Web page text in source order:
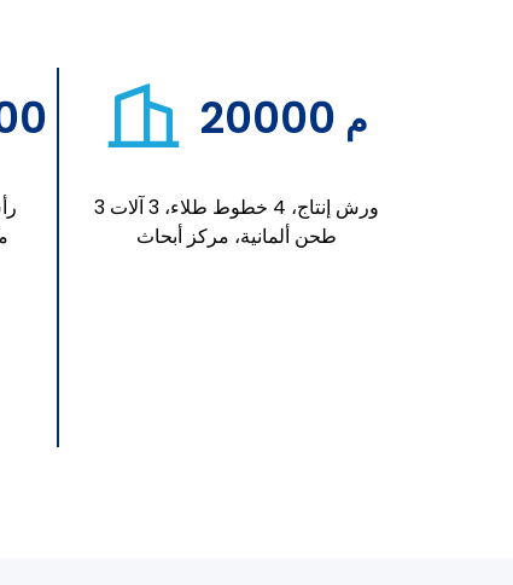
20000 م
3 ورش إنتاج، 4 خطوط طلاء، 3 آلات
طحن ألمانية، مركز أبحاث